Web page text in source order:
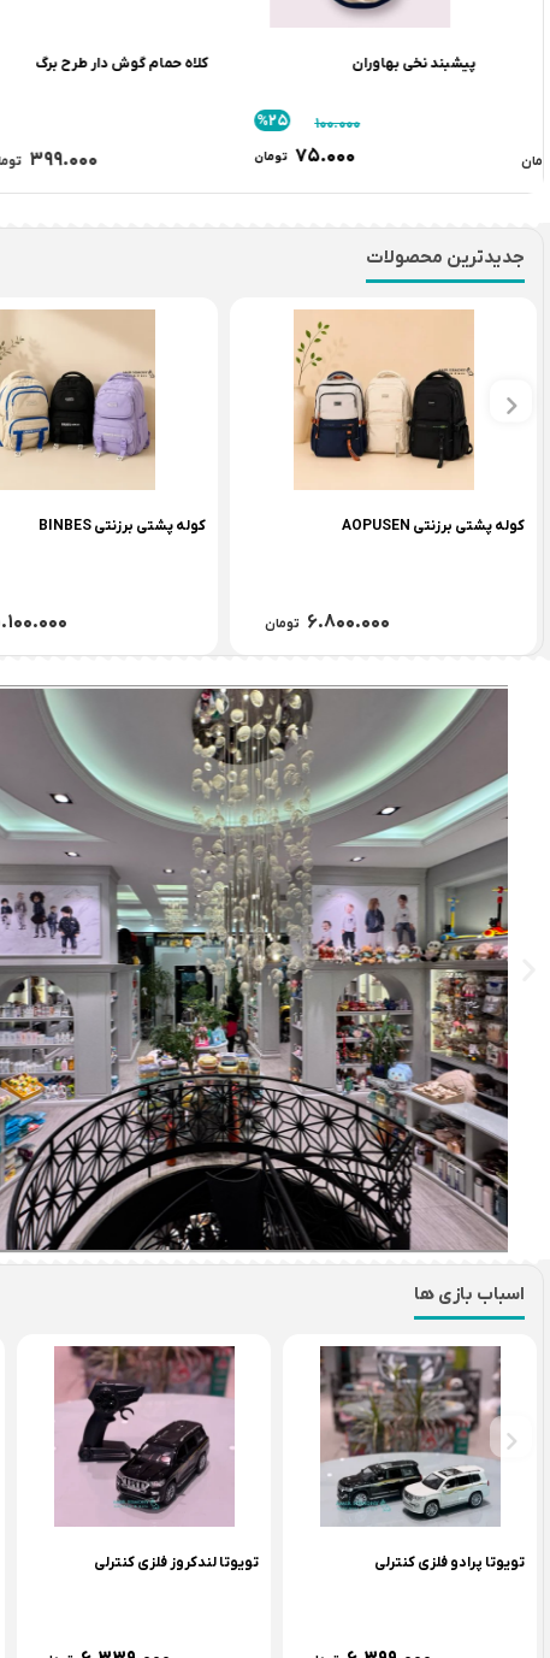
پیشبند نخی بهاوران
۷۵.۰۰۰ تومان
%25
کلاه حمام گوش دار طرح برگ
۳۹۹.۰۰۰ تومان
جدیدترین محصولات
دستکش اسپایدر من کد 16-777
۲.۷۳۹.۰۰۰ تومان
فرمان با سفر کد 69-688
اسباب بازی ها
تویوتا پرادو فلزی کنترلی تویوتا لندکروز فلزی کنترلی